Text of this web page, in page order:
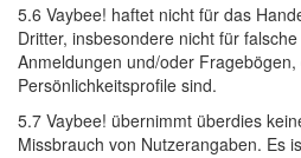
5.6 Vaybee! haftet nicht für das
Dritter, insbesondere nicht für
Anmeldungen und/oder
Persönlichkeitsprofile sind.
5.7 Vaybee! übernimmt überdies
Missbrauch von Nutzerangaben. Es